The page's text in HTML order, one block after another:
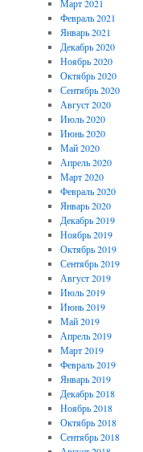
Март 2021
Февраль 2021
Январь 2021
Декабрь 2020
Ноябрь 2020
Октябрь 2020
Сентябрь 2020
Август 2020
Июль 2020
Июнь 2020
Май 2020
Апрель 2020
Март 2020
Февраль 2020
Январь 2020
Декабрь 2019
Ноябрь 2019
Октябрь 2019
Сентябрь 2019
Август 2019
Июль 2019
Июнь 2019
Май 2019
Апрель 2019
Март 2019
Февраль 2019
Январь 2019
Декабрь 2018
Ноябрь 2018
Октябрь 2018
Сентябрь 2018